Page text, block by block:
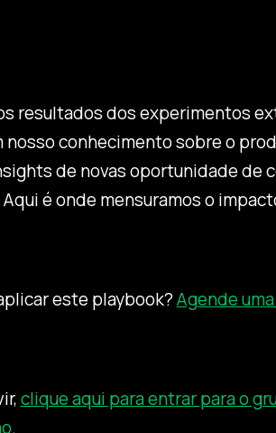
resultados dos experimentos
conhecimento sobre o
de novas oportunidade de
é onde mensuramos o
este playbook?Agende
clique aqui para entrar para o
.